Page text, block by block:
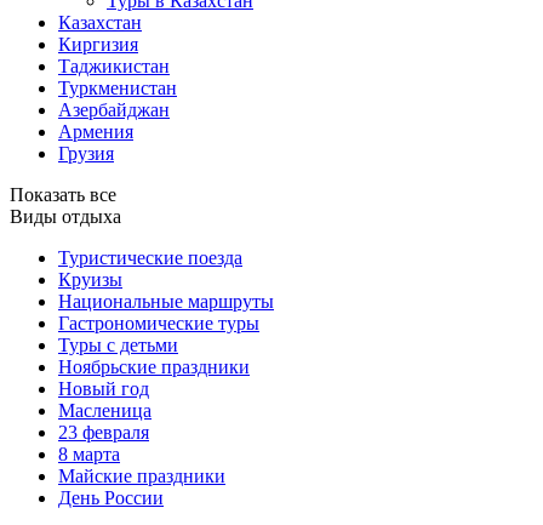
Казахстан
Киргизия
Таджикистан
Туркменистан
Азербайджан
Армения
Грузия
Показать все
Виды отдыха
Туристические поезда
Круизы
Национальные маршруты
Гастрономические туры
Туры с детьми
Ноябрьские праздники
Новый год
Масленица
23 февраля
8 марта
Майские праздники
День России